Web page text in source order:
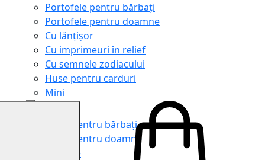
Portofele pentru bărbați
Portofele pentru doamne
Cu lănțișor
Cu imprimeuri în relief
Cu semnele zodiacului
Huse pentru carduri
Mini
Genți pentru bărbați
Genți pentru doamne
Serviete